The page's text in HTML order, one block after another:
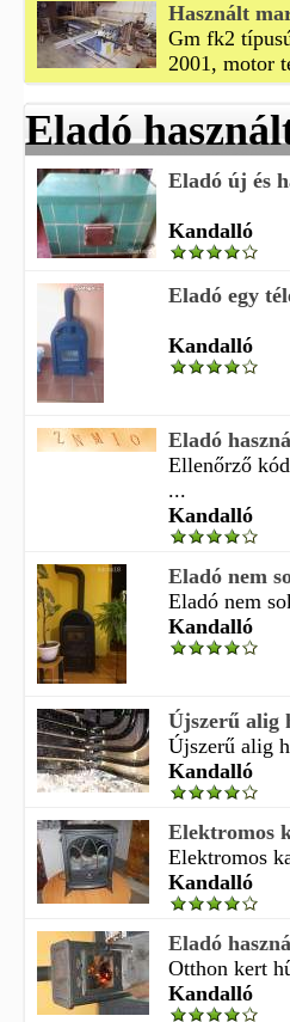
Használt
Gm fk2
2001, motor
Eladó
Eladó új és
Kandalló
Eladó egy
Kandalló
Eladó
Ellenőrző
...
Kandalló
Eladó nem
Eladó nem
Kandalló
Újszerű alig
Újszerű alig
Kandalló
Elektromos
Elektromos
Kandalló
Eladó
Otthon kert
Kandalló